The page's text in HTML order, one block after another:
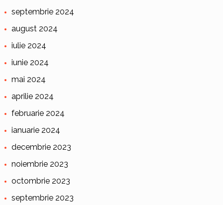
septembrie 2024
august 2024
iulie 2024
iunie 2024
mai 2024
aprilie 2024
februarie 2024
ianuarie 2024
decembrie 2023
noiembrie 2023
octombrie 2023
septembrie 2023